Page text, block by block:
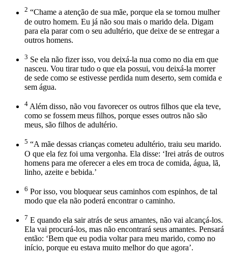
2 “Chame a atenção de sua mãe, porque ela se tornou mulher
de outro homem. Eu já não sou mais o marido dela. Digam
para ela parar com o seu adultério, que deixe de se entregar a
outros homens.
3 Se ela não fizer isso, vou deixá-la nua como no dia em que
nasceu. Vou tirar tudo o que ela possui, vou deixá-la morrer
de sede como se estivesse perdida num deserto, sem comida e
sem água.
4 Além disso, não vou favorecer os outros filhos que ela teve,
como se fossem meus filhos, porque esses outros não são
meus, são filhos de adultério.
5 “A mãe dessas crianças cometeu adultério, traiu seu marido.
O que ela fez foi uma vergonha. Ela disse: ‘Irei atrás de outros
homens para me oferecer a eles em troca de comida, água, lã,
linho, azeite e bebida.’
6 Por isso, vou bloquear seus caminhos com espinhos, de tal
modo que ela não poderá encontrar o caminho.
7 E quando ela sair atrás de seus amantes, não vai alcançá-los.
Ela vai procurá-los, mas não encontrará seus amantes. Pensará
então: ‘Bem que eu podia voltar para meu marido, como no
início, porque eu estava muito melhor do que agora’.